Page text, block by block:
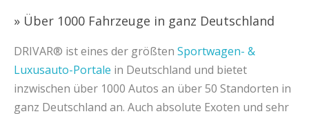
» Über 1000 Fahrzeuge in ganz Deutschland
DRIVAR® ist eines der größten Sportwagen- &
Luxusauto-Portale in Deutschland und bietet
inzwischen über 1000 Autos an über 50 Standorten in
ganz Deutschland an. Auch absolute Exoten und sehr